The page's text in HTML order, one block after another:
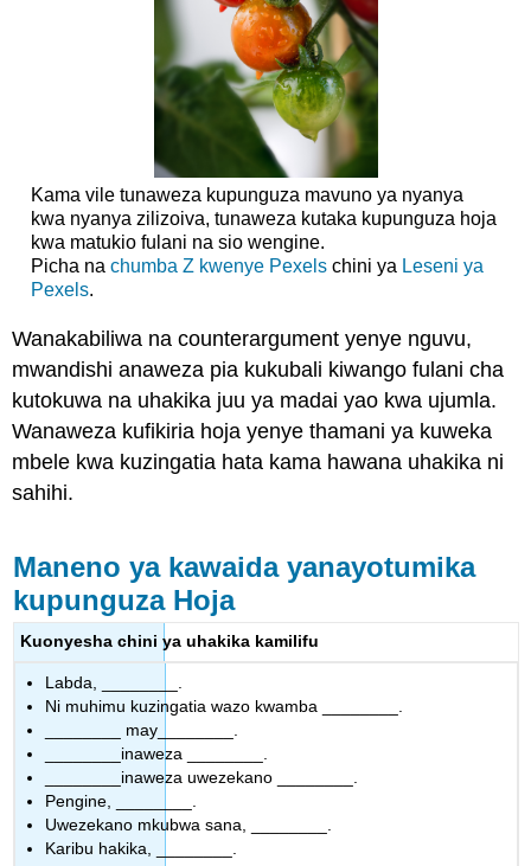
Kama vile tunaweza kupunguza mavuno ya nyanya
kwa nyanya zilizoiva, tunaweza kutaka kupunguza hoja
kwa matukio fulani na sio wengine.
Picha na chumba Z kwenye Pexelschini ya Leseni ya
Pexels.
Wanakabiliwa na counterargument yenye nguvu,
mwandishi anaweza pia kukubali kiwango fulani cha
kutokuwa na uhakika juu ya madai yao kwa ujumla.
Wanaweza kufikiria hoja yenye thamani ya kuweka
mbele kwa kuzingatia hata kama hawana uhakika ni
sahihi.
Maneno ya kawaida yanayotumika
kupunguza Hoja
Kuonyesha chini ya uhakika kamilifu
Labda, ________.
Ni muhimu kuzingatia wazo kwamba ________.
________ may________.
________inaweza ________.
________inaweza uwezekano ________.
Pengine, ________.
Uwezekano mkubwa sana, ________.
Karibu hakika, ________.